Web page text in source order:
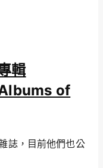
輯
of
誌，目前他們也公